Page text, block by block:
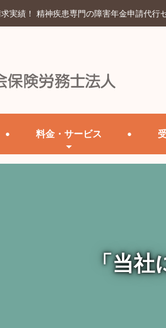
実績！ 精神疾患専門の障害年金申請代行
料金・サービス
「当